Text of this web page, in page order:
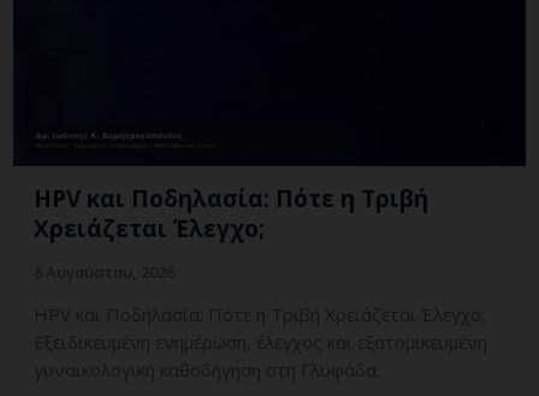
HPV και Ποδηλασία: Πότε η Τριβή
Χρειάζεται Έλεγχο;
HPV και Ποδηλασία: Πότε η Τριβή Χρειάζεται Έλεγχο;
Εξειδικευμένη ενημέρωση, έλεγχος και εξατομικευμένη
γυναικολογική καθοδήγηση στη Γλυφάδα.